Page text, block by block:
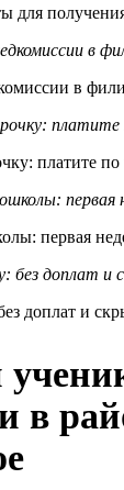
для
в
платите по
первая
доплат и
в